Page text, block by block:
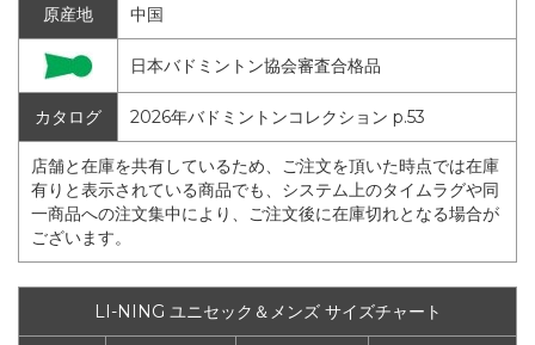
原産地 中国
日本バドミントン協会審査合格品
カタログ 2026年バドミントンコレクション p.53
店舗と在庫を共有しているため、ご注文を頂いた時点では在庫
有りと表示されている商品でも、システム上のタイムラグや同
一商品への注文集中により、ご注文後に在庫切れとなる場合が
ございます。
LI-NING ユニセック＆メンズ サイズチャート